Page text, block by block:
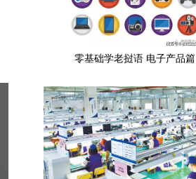
零基础学老挝语 电子产品篇